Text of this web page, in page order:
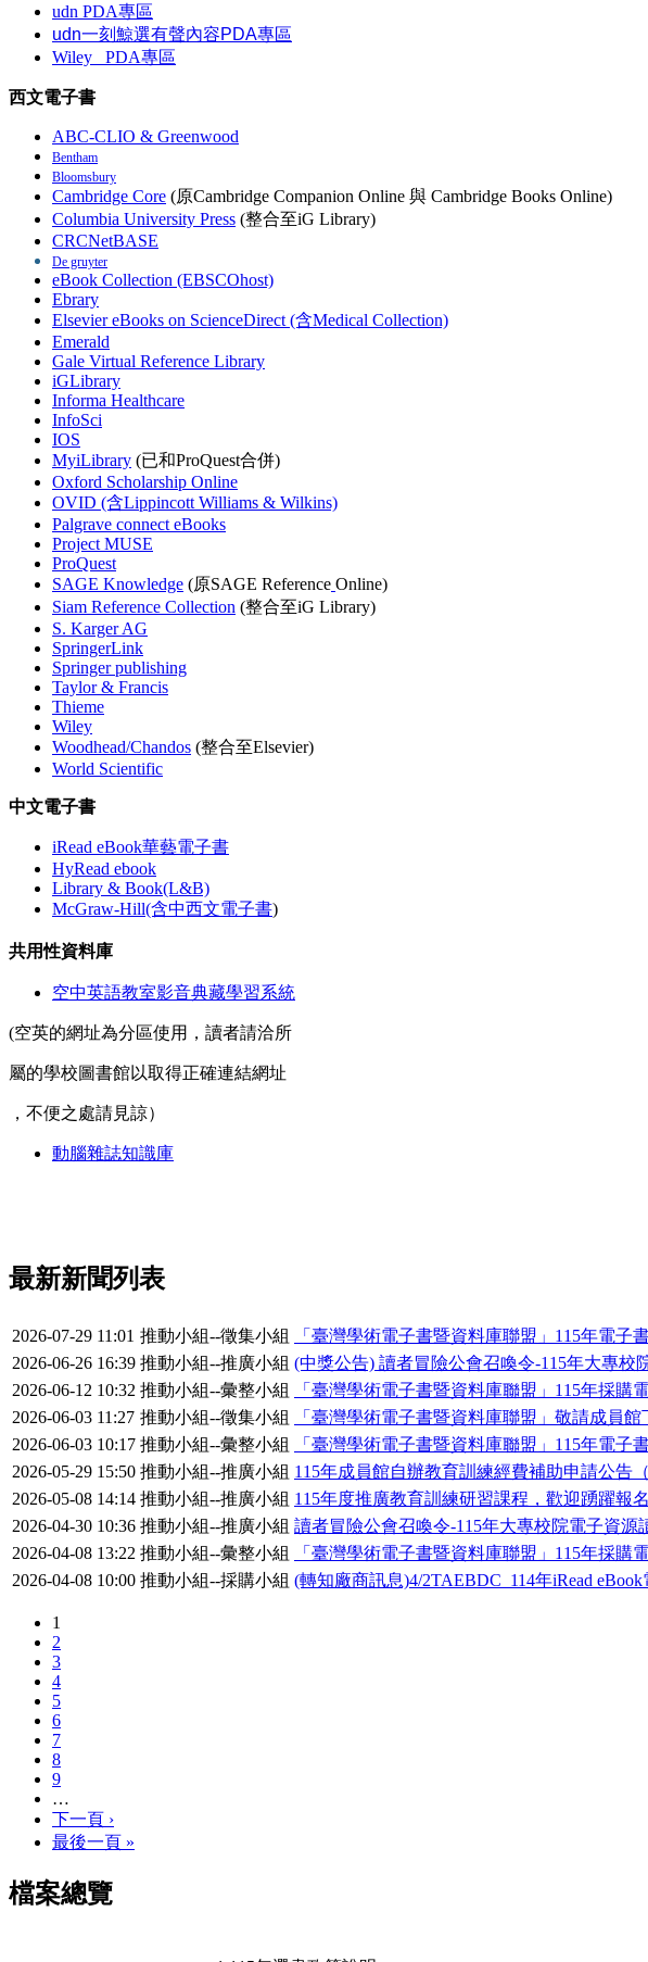
udn PDA專區
udn一刻鯨選有聲內容PDA專區
Wiley
PDA專區
西文電子書
ABC-CLIO & Greenwood
Bentham
Bloomsbury
Cambridge Core (原Cambridge Companion Online 與 Cambridge Books Online)
Columbia University Press (整合至iG Library)
CRCNetBASE
De gruyter
eBook Collection (EBSCOhost)
Ebrary
Elsevier eBooks on ScienceDirect (含Medical Collection)
Emerald
Gale Virtual Reference Library
iGLibrary
Informa Healthcare
InfoSci
IOS
MyiLibrary (已和ProQuest合併)
Oxford Scholarship Online
OVID (含Lippincott Williams & Wilkins)
Palgrave connect eBooks
Project MUSE
ProQuest
SAGE Knowledge (原SAGE Reference Online)
Siam Reference Collection (整合至iG Library)
S. Karger AG
SpringerLink
Springer publishing
Taylor & Francis
Thieme
Wiley
Woodhead/Chandos (整合至Elsevier)
World Scientific
中文電子書
iRead eBook華藝電子書
HyRead ebook
Library & Book(L&B)
McGraw-Hill(含中西文電子書)
共用性資料庫
空中英語教室影音典藏學習系統
(空英的網址為分區使用，讀者請洽所
屬的學校圖書館以取得正確連結網址
，不便之處請見諒）
動腦雜誌知識庫
最新新聞列表
2026-07-29 11:01 推動小組--徵集小組
「臺灣學術電子書暨資料庫聯盟」115年電子
2026-06-26 16:39 推動小組--推廣小組 (中獎公告) 讀者冒險公會召喚令-115年大專校
2026-06-12 10:32 推動小組--彙整小組
「臺灣學術電子書暨資料庫聯盟」115年採購
2026-06-03 11:27 推動小組--徵集小組
「臺灣學術電子書暨資料庫聯盟」敬請成員
2026-06-03 10:17 推動小組--彙整小組
「臺灣學術電子書暨資料庫聯盟」115年電子
2026-05-29 15:50 推動小組--推廣小組 115年成員館自辦教育訓練經費補助申請公告（
2026-05-08 14:14 推動小組--推廣小組 115年度推廣教育訓練研習課程，歡迎踴躍報
2026-04-30 10:36 推動小組--推廣小組 讀者冒險公會召喚令-115年大專校院電子資源
2026-04-08 13:22 推動小組--彙整小組
「臺灣學術電子書暨資料庫聯盟」115年採購
2026-04-08 10:00 推動小組--採購小組 (轉知廠商訊息)4/2TAEBDC_114年iRead
1
2
3
4
5
6
7
8
9
…
下一頁 ›
最後一頁 »
檔案總覽